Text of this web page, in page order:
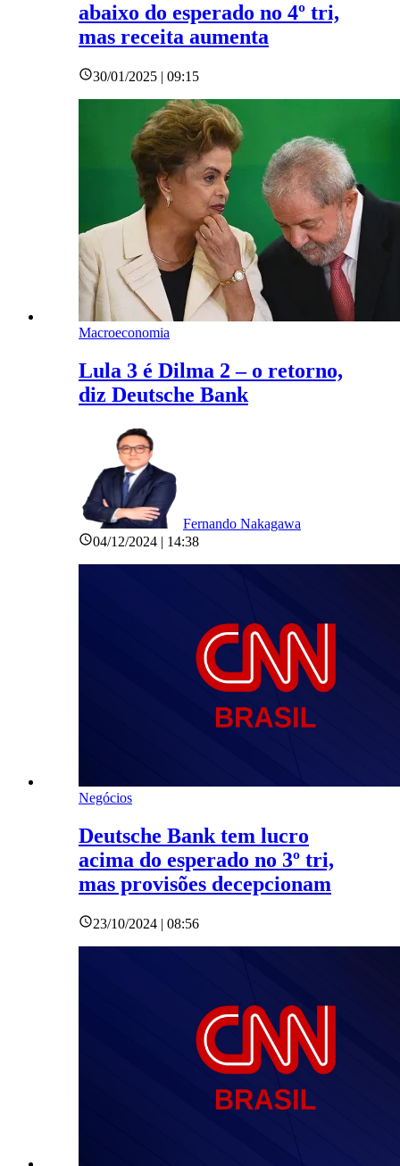
abaixo do esperado no 4º tri,
mas receita aumenta
30/01/2025 | 09:15
Macroeconomia
Lula 3 é Dilma 2 – o retorno,
diz Deutsche Bank
Fernando Nakagawa
04/12/2024 | 14:38
Negócios
Deutsche Bank tem lucro
acima do esperado no 3º tri,
mas provisões decepcionam
23/10/2024 | 08:56